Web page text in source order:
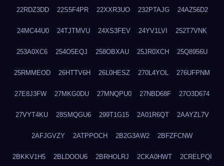
22RDZ3DD 22S5F4PR 22XXR3UO 232PTAJG 24AZ56D2
24MC44U0 24TJTMVU 24XS3FEV 24YV1LVI 252T7VNK
253A0XC6 254O5EQJ 258OBXAU 25JR0XCH 25Q8956U
25RMMEOD 26HTTV6H 26L0HESZ 270L4YOL 276UFPNM
27E8J3FW 27MKG0DU 27MNQPU0 27NBD68F 27O3D674
27VYT4KU 28SMQGU6 299T1G15 2A01R6QT 2AAYZL7V
2AFJGVZY 2ATPPOCH 2B2G3AW2 2BFZFCNW
2BKKV1H5 2BLDOOU6 2BRHOLRJ 2CKA0HWT 2CRELPQI